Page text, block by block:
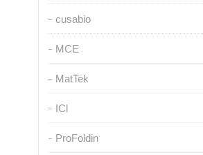
cusabio
MCE
MatTek
ICl
ProFoldin